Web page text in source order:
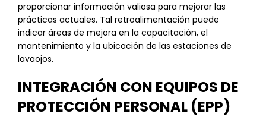
proporcionar información valiosa para mejorar las
prácticas actuales. Tal retroalimentación puede
indicar áreas de mejora en la capacitación, el
mantenimiento y la ubicación de las estaciones de
lavaojos.
INTEGRACIÓN CON EQUIPOS DE
PROTECCIÓN PERSONAL (EPP)